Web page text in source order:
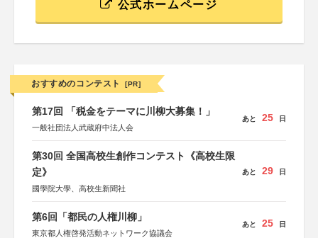
公式ホームページ
おすすめのコンテスト [PR]
第17回 「税金をテーマに川柳大募集！」
一般社団法人武蔵府中法人会
あと 25 日
第30回 全国高校生創作コンテスト《高校生限
定》
國學院大學、高校生新聞社
あと 29 日
第6回「都民の人権川柳」
東京都人権啓発活動ネットワーク協議会
あと 25 日